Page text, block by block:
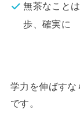
無茶なこと
歩、確実に
学力を伸ばすな
です。